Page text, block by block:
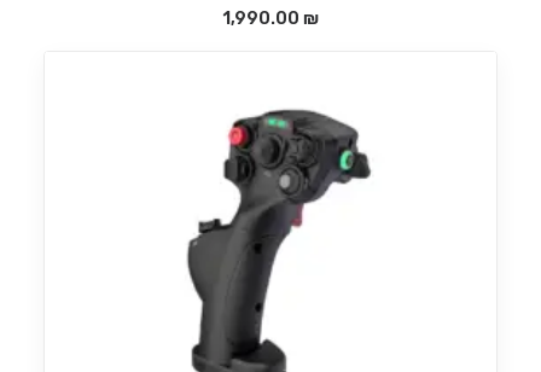
1,990.00 ₪